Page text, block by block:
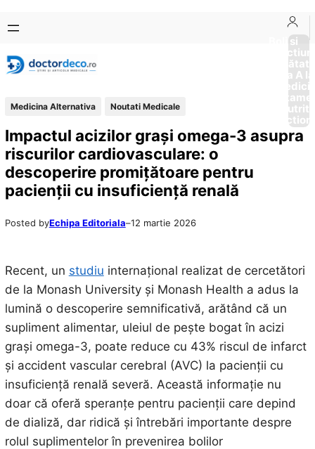
conținut
content
Boli si
Afectiuni
Sănătate
de la A
Medicina Alternativa Noutati Medicale
Impactul acizilor grași omega-3 asupra
riscurilor cardiovasculare: o
descoperire promițătoare pentru
pacienții cu insuficiență renală
Posted byEchipa Editoriala–12 martie 2026
Recent, un studiu internațional realizat de cercetători
de la Monash University și Monash Health a adus la
lumină o descoperire semnificativă, arătând că un
supliment alimentar, uleiul de pește bogat în acizi
grași omega-3, poate reduce cu 43% riscul de infarct
și accident vascular cerebral (AVC) la pacienții cu
insuficiență renală severă. Această informație nu
doar că oferă speranțe pentru pacienții care depind
de dializă, dar ridică și întrebări importante despre
rolul suplimentelor în prevenirea bolilor